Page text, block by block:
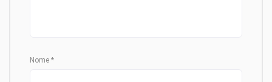
Nome *